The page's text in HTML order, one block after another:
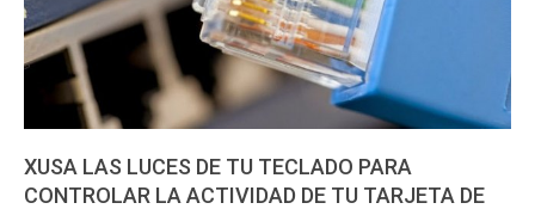
XUSA LAS LUCES DE TU TECLADO PARA
CONTROLAR LA ACTIVIDAD DE TU TARJETA DE